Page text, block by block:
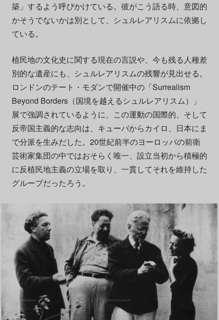
築」するよう呼びかけている。彼がこう語る時、意図的
かそうでないかは別として、シュルレアリスムに依拠し
ている。
植民地の文化史に関する現在の言説や、今も残る人種差
別的な遺産にも、シュルレアリスムの残響が見出せる。
ロンドンのテート・モダンで開催中の「Surrealism
Beyond Borders（国境を越えるシュルレアリスム）」
展で強調されているように、この運動の国際的、そして
反帝国主義的な志向は、キューバからカイロ、日本にま
で分派を生みだした。20世紀前半のヨーロッパの前衛
芸術家集団の中ではおそらく唯一、設立当初から積極的
に反植民地主義の立場を取り、一貫してそれを維持した
グループだったろう。